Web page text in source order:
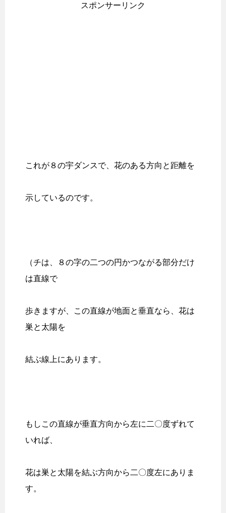
スポンサーリンク
これが８の宇ダンスで、花のある方向と距離を
示しているのです。
（チは、８の字の二つの円かつながる部分だけ
は直線で
歩きますが、この直線が地面と垂直なら、花は
巣と太陽を
結ぶ線上にあります。
もしこの直線が垂直方向から左に二〇度ずれて
いれば、
花は巣と太陽を結ぶ方向から二〇度左にありま
す。